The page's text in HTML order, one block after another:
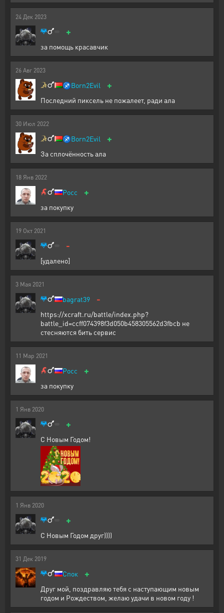
24 Дек 2023
+
за помощь красавчик
26 Авг 2023
♐Born2Evil +
Последний пиксель не пожалеет, ради ала
30 Июл 2022
♐Born2Evil +
За сплочённость ала
18 Янв 2022
Pocc +
за покупку
19 Окт 2021
-
[удалено]
3 Мая 2021
bagrat39 -
https://xcraft.ru/battle/index.php?
battle_id=ccff074398f3d050b458305562d3fbcb не
стесняются бить сервис
11 Мар 2021
Pocc +
за покупку
1 Янв 2020
+
С Новым Годом!
1 Янв 2020
+
С Новым Годом друг))))
31 Дек 2019
Спок +
Друг мой, поздравляю тебя с наступающим новым
годом и Рождеством, желаю удачи в новом году !